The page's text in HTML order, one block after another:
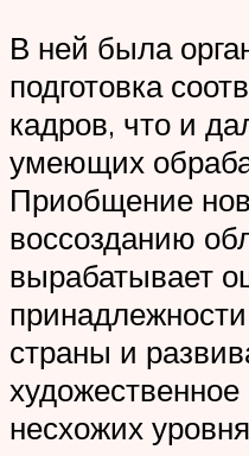
В ней была
подготовка
кадров, что и
умеющих
Приобщение
воссозданию
вырабатывает
принадлежности
страны и
несхожих